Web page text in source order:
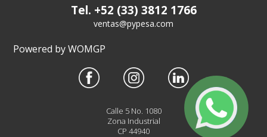
Tel. +52 (33) 3812 1766
ventas@pypesa.com
Powered by WOMGP
Calle 5 No. 1080
Zona Industrial
CP 44940